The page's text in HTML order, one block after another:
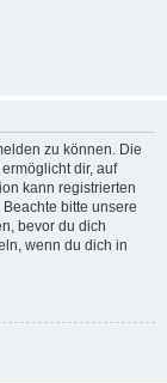
zu können. Die
dir, auf
kann registrierten
bitte unsere
bevor du dich
wenn du dich in